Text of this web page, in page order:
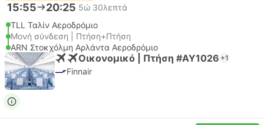
15:55 20:25 5ώ 30λεπτά
TLL Ταλίν Αεροδρόμιο
Μονή σύνδεση | Πτήση+Πτήση
ARN Στοκχόλμη Αρλάντα Αεροδρόμιο
Οικονομικό | Πτήση #AY1026 +1
Finnair